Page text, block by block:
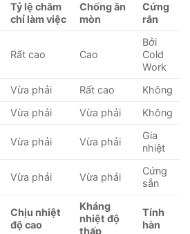
Tỷ lệ chăm
chỉ làm việc
Chống ăn
mòn
Cứng
rắn
Rất cao Cao
Bởi
Cold
Work
Vừa phải Rất cao
Không
Vừa phải Vừa phải Không
Vừa phải Vừa phải
Gia
nhiệt
Vừa phải Vừa phải
Cứng
sẵn
Chịu nhiệt
độ cao
Kháng
nhiệt độ
thấp
Tính
hàn